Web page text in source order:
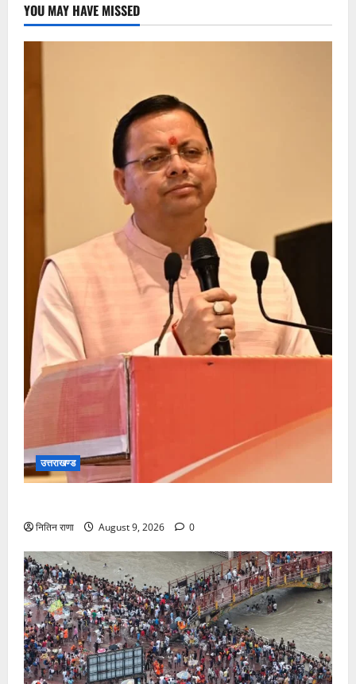
YOU MAY HAVE MISSED
उत्तराखण्ड
नितिन राणा August 9, 2026 0